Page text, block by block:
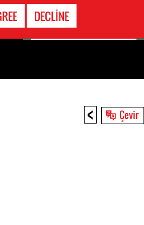
DECLINE
< Çevir
ACIL DURUM
HATTI